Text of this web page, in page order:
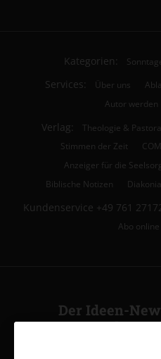
Kategorien:
Services: Über uns
Autor werden
Verlag: Theologie &
Stimmen der Zeit
Anzeiger für die
Biblische Notizen
Diakonia
Kundenservice +49 761
Abo
Der Ideen-